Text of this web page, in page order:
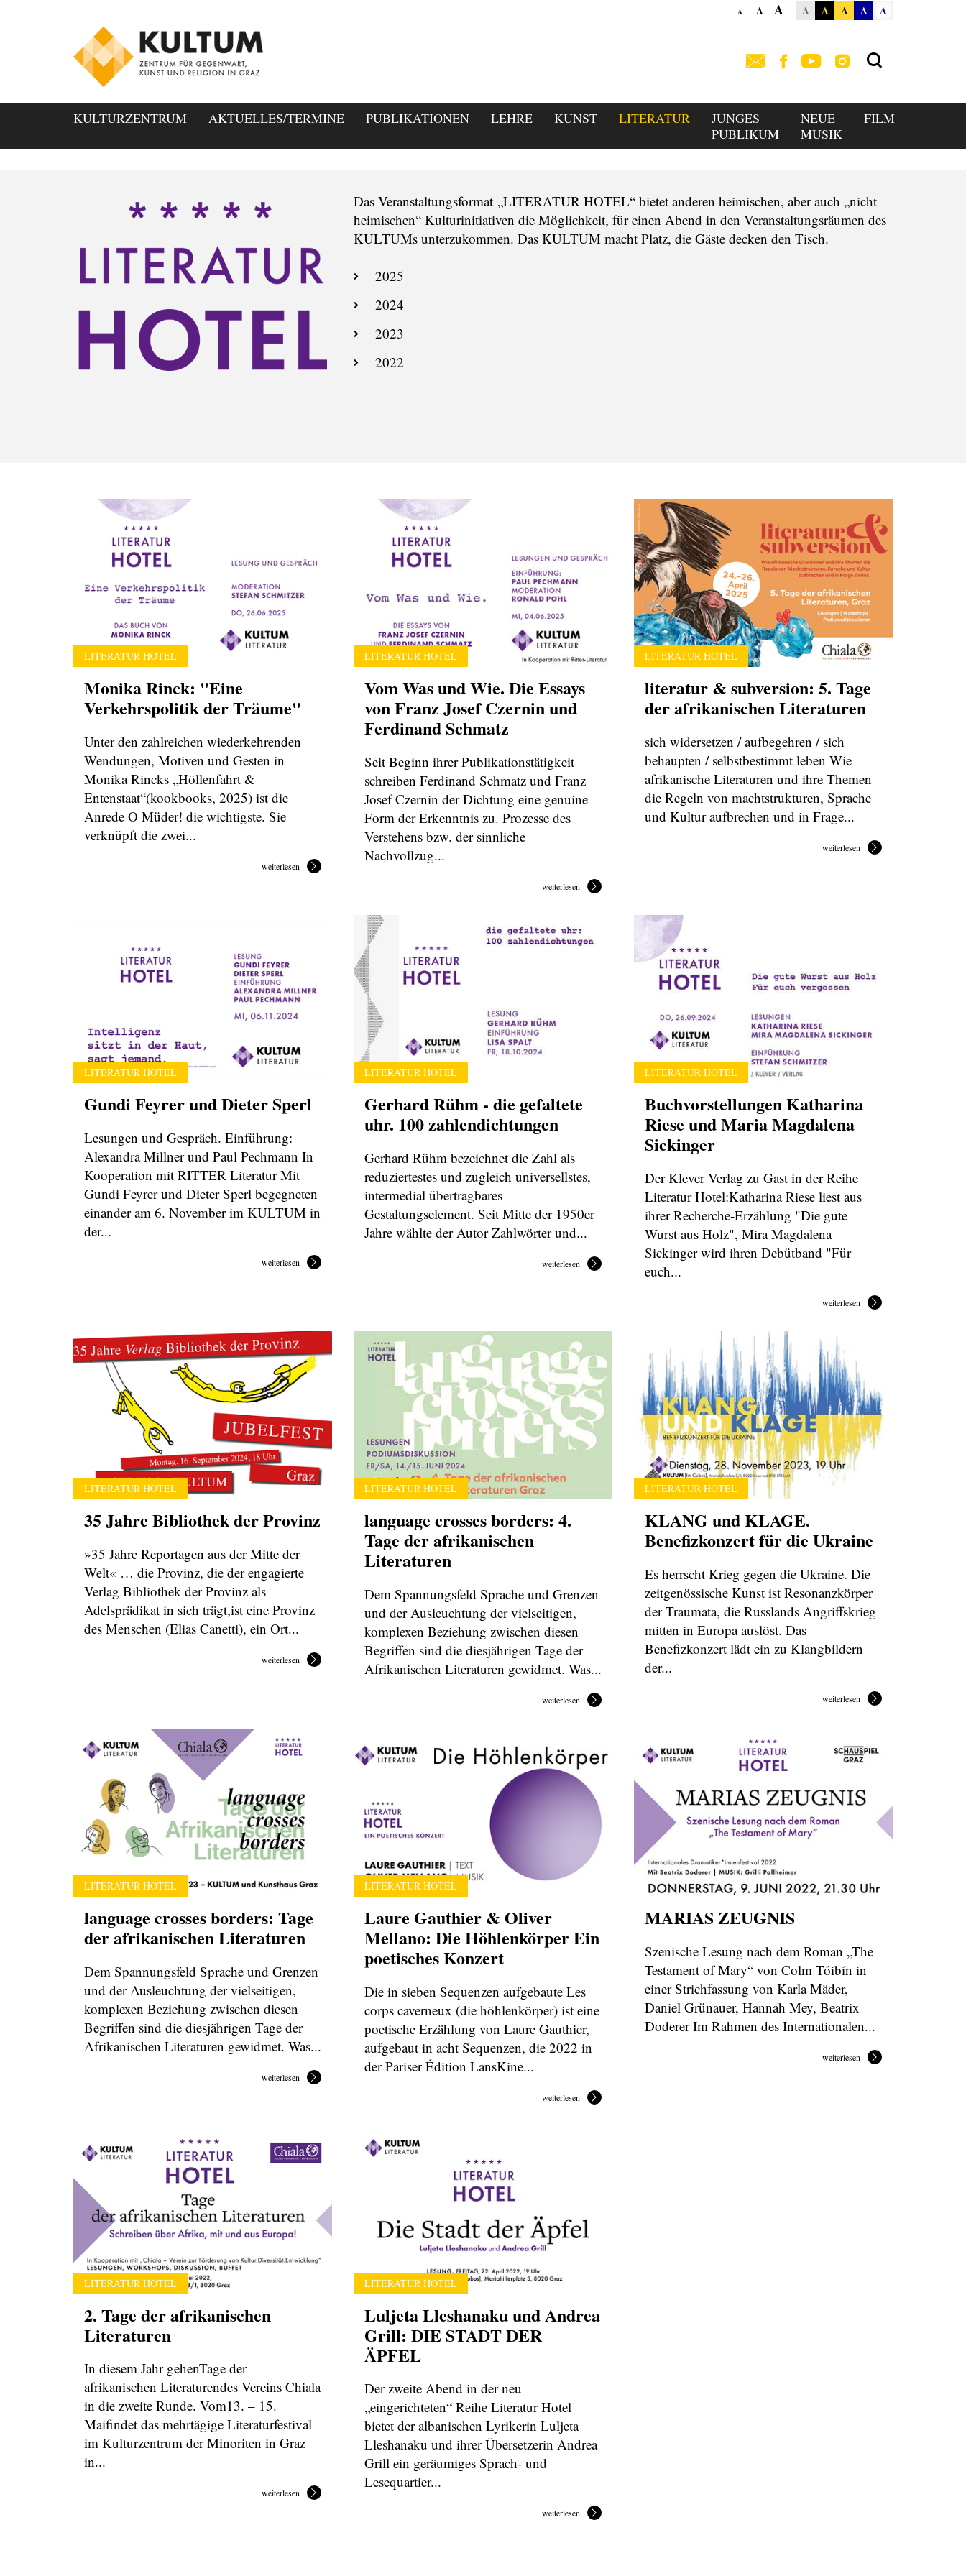
A A A A A A A A
KULTURZENTRUM AKTUELLES/TERMINE PUBLIKATIONEN LEHRE KUNST LITERATUR
JUNGES
PUBLIKUM
NEUE
MUSIK
FILM
Das Veranstaltungsformat „LITERATUR HOTEL“ bietet anderen heimischen, aber auch „nicht
heimischen“ Kulturinitiativen die Möglichkeit, für einen Abend in den Veranstaltungsräumen des
KULTUMs unterzukommen. Das KULTUM macht Platz, die Gäste decken den Tisch.
2025
2024
2023
2022
LITERATUR HOTEL
Monika Rinck: "Eine
Verkehrspolitik der Träume"
Unter den zahlreichen wiederkehrenden
Wendungen, Motiven und Gesten in
Monika Rincks „Höllenfahrt &
Entenstaat“(kookbooks, 2025) ist die
Anrede O Müder! die wichtigste. Sie
verknüpft die zwei...
weiterlesen
LITERATUR HOTEL
Vom Was und Wie. Die Essays
von Franz Josef Czernin und
Ferdinand Schmatz
Seit Beginn ihrer Publikationstätigkeit
schreiben Ferdinand Schmatz und Franz
Josef Czernin der Dichtung eine genuine
Form der Erkenntnis zu. Prozesse des
Verstehens bzw. der sinnliche
Nachvollzug...
weiterlesen
LITERATUR HOTEL
literatur & subversion: 5. Tage
der afrikanischen Literaturen
sich widersetzen / aufbegehren / sich
behaupten / selbstbestimmt leben Wie
afrikanische Literaturen und ihre Themen
die Regeln von machtstrukturen, Sprache
und Kultur aufbrechen und in Frage...
weiterlesen
LITERATUR HOTEL
Gundi Feyrer und Dieter Sperl
Lesungen und Gespräch. Einführung:
Alexandra Millner und Paul Pechmann In
Kooperation mit RITTER Literatur Mit
Gundi Feyrer und Dieter Sperl begegneten
einander am 6. November im KULTUM in
der...
weiterlesen
LITERATUR HOTEL
Gerhard Rühm - die gefaltete
uhr. 100 zahlendichtungen
Gerhard Rühm bezeichnet die Zahl als
reduziertestes und zugleich universellstes,
intermedial übertragbares
Gestaltungselement. Seit Mitte der 1950er
Jahre wählte der Autor Zahlwörter und...
weiterlesen
LITERATUR HOTEL
Buchvorstellungen Katharina
Riese und Maria Magdalena
Sickinger
Der Klever Verlag zu Gast in der Reihe
Literatur Hotel:Katharina Riese liest aus
ihrer Recherche-Erzählung "Die gute
Wurst aus Holz", Mira Magdalena
Sickinger wird ihren Debütband "Für
euch...
weiterlesen
LITERATUR HOTEL
35 Jahre Bibliothek der Provinz
»35 Jahre Reportagen aus der Mitte der
Welt« … die Provinz, die der engagierte
Verlag Bibliothek der Provinz als
Adelsprädikat in sich trägt,ist eine Provinz
des Menschen (Elias Canetti), ein Ort...
weiterlesen
LITERATUR HOTEL
language crosses borders: 4.
Tage der afrikanischen
Literaturen
Dem Spannungsfeld Sprache und Grenzen
und der Ausleuchtung der vielseitigen,
komplexen Beziehung zwischen diesen
Begriffen sind die diesjährigen Tage der
Afrikanischen Literaturen gewidmet. Was...
weiterlesen
LITERATUR HOTEL
KLANG und KLAGE.
Benefizkonzert für die Ukraine
Es herrscht Krieg gegen die Ukraine. Die
zeitgenössische Kunst ist Resonanzkörper
der Traumata, die Russlands Angriffskrieg
mitten in Europa auslöst. Das
Benefizkonzert lädt ein zu Klangbildern
der...
weiterlesen
LITERATUR HOTEL
language crosses borders: Tage
der afrikanischen Literaturen
Dem Spannungsfeld Sprache und Grenzen
und der Ausleuchtung der vielseitigen,
komplexen Beziehung zwischen diesen
Begriffen sind die diesjährigen Tage der
Afrikanischen Literaturen gewidmet. Was...
weiterlesen
LITERATUR HOTEL
Laure Gauthier & Oliver
Mellano: Die Höhlenkörper Ein
poetisches Konzert
Die in sieben Sequenzen aufgebaute Les
corps caverneux (die höhlenkörper) ist eine
poetische Erzählung von Laure Gauthier,
aufgebaut in acht Sequenzen, die 2022 in
der Pariser Édition LansKine...
weiterlesen
MARIAS ZEUGNIS
Szenische Lesung nach dem Roman „The
Testament of Mary“ von Colm Tóibín in
einer Strichfassung von Karla Mäder,
Daniel Grünauer, Hannah Mey, Beatrix
Doderer Im Rahmen des Internationalen...
weiterlesen
LITERATUR HOTEL
2. Tage der afrikanischen
Literaturen
In diesem Jahr gehenTage der
afrikanischen Literaturendes Vereins Chiala
in die zweite Runde. Vom13. – 15.
Maifindet das mehrtägige Literaturfestival
im Kulturzentrum der Minoriten in Graz
in...
weiterlesen
LITERATUR HOTEL
Luljeta Lleshanaku und Andrea
Grill: DIE STADT DER
ÄPFEL
Der zweite Abend in der neu
„eingerichteten“ Reihe Literatur Hotel
bietet der albanischen Lyrikerin Luljeta
Lleshanaku und ihrer Übersetzerin Andrea
Grill ein geräumiges Sprach- und
Lesequartier...
weiterlesen